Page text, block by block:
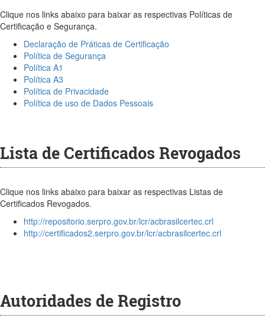
Clique nos links abaixo para baixar as respectivas Políticas de
Certificação e Segurança.
Declaração de Práticas de Certificação
Política de Segurança
Política A1
Política A3
Política de Privacidade
Política de uso de Dados Pessoais
Lista de Certificados Revogados
Clique nos links abaixo para baixar as respectivas Listas de
Certificados Revogados.
http://repositorio.serpro.gov.br/lcr/acbrasilcertec.crl
http://certificados2.serpro.gov.br/lcr/acbrasilcertec.crl
Autoridades de Registro